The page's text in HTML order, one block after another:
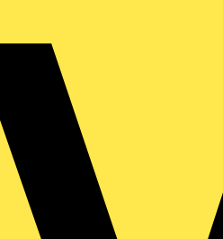
Zugang zu Branchennews,
und Tools – alles auf einer